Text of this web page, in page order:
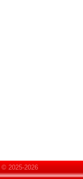
© 2025-2026